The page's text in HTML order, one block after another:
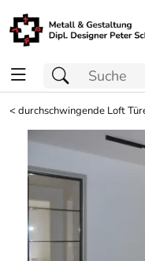
<durchschwingende Loft